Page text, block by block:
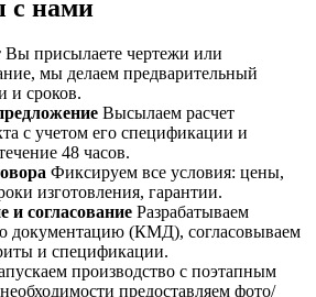
с нами
Вы присылаете чертежи или
мы делаем предварительный
и сроков.
Высылаем расчет
с учетом его спецификации и
48 часов.
Фиксируем все условия: цены,
изготовления, гарантии.
и согласование Разрабатываем
документацию (КМД), согласовываем
и спецификации.
производство с поэтапным
предоставляем фото/